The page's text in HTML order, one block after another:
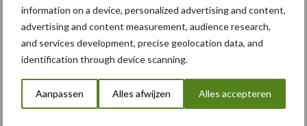
information on a device, personalized advertising and content,
advertising and content measurement, audience research,
and services development, precise geolocation data, and
identification through device scanning.
Aanpassen Alles afwijzen Alles accepteren
CLAAS
12 wint
gereno
6 mei 2024